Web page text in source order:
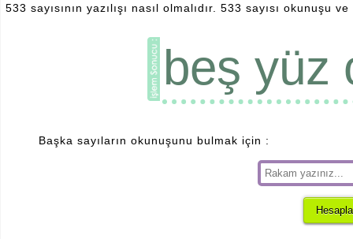
533 sayısının yazılışı nasıl olmalıdır. 533 sayısı okunuşu
beş yüz
Başka sayıların okunuşunu bulmak için :